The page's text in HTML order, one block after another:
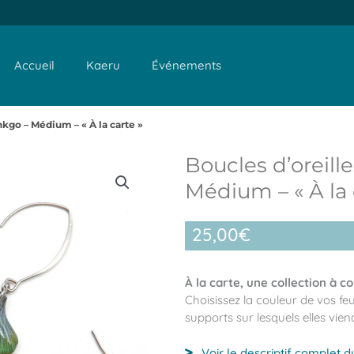
Accueil Kaeru Événements
– Médium – « À la carte »
Boucles
Médium – « À la
25,00€
À la carte, une collection à
Choisissez la couleur de vos
supports sur lesquels elles